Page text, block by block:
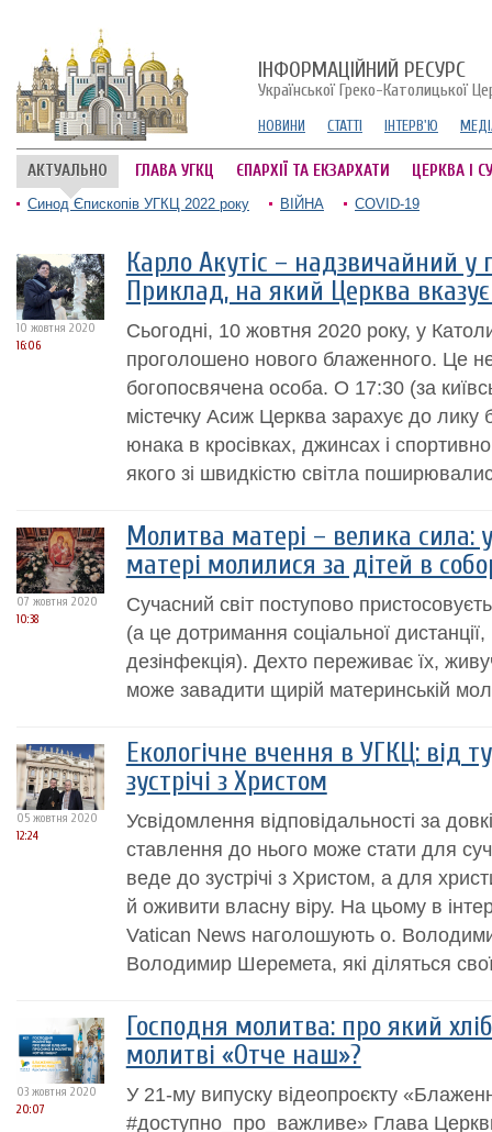
ІНФОРМАЦІЙНИЙ РЕСУРС
Української Греко-Католицької
НОВИНИ СТАТТІ ІНТЕРВ'Ю
АКТУАЛЬНО ГЛАВА УГКЦ ЄПАРХІЇ ТА ЕКЗАРХАТИ ЦЕРКВА І
Синод Єпископів УГКЦ 2022 року ВІЙНА COVID-19
10 жовтня 2020
16:06
Карло Акутіс – надзвичайний у
Приклад, на який Церква
Сьогодні, 10 жовтня 2020 року, у
проголошено нового блаженного. Це
богопосвячена особа. О 17:30 (за
містечку Асиж Церква зарахує до лику
юнака в кросівках, джинсах і
якого зі швидкістю світла
07 жовтня 2020
10:38
Молитва матері – велика сила:
матері молилися за дітей в
Сучасний світ поступово
(а це дотримання соціальної
дезінфекція). Дехто переживає їх,
може завадити щирій материнській
05 жовтня 2020
12:24
Екологічне вчення в УГКЦ: від
зустрічі з Христом
Усвідомлення відповідальності за
ставлення до нього може стати для
веде до зустрічі з Христом, а для
й оживити власну віру. На цьому в
Vatican News наголошують о.
Володимир Шеремета, які діляться
03 жовтня 2020
20:07
Господня молитва: про який
молитві «Отче наш»?
У 21-му випуску відеопроєкту
#доступно_про_важливе» Глава